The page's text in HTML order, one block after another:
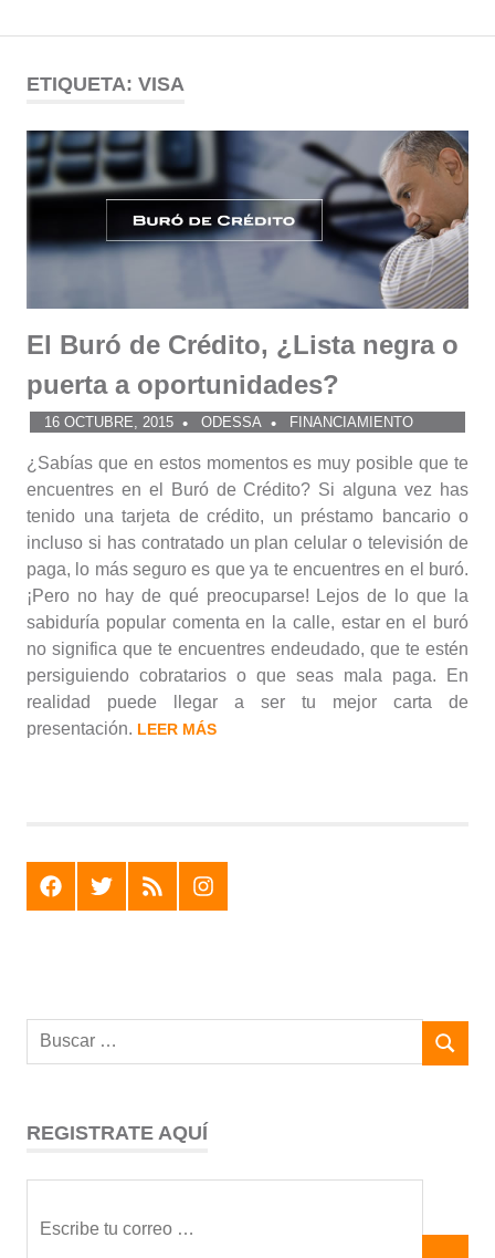
contenido
Comunidad
ODESSA
ETIQUETA: VISA
El Buró de Crédito, ¿Lista negra o
puerta a oportunidades?
16 OCTUBRE, 2015 ODESSA FINANCIAMIENTO
¿Sabías que en estos momentos es muy posible que te
encuentres en el Buró de Crédito? Si alguna vez has
tenido una tarjeta de crédito, un préstamo bancario o
incluso si has contratado un plan celular o televisión de
paga, lo más seguro es que ya te encuentres en el buró.
¡Pero no hay de qué preocuparse! Lejos de lo que la
sabiduría popular comenta en la calle, estar en el buró
no significa que te encuentres endeudado, que te estén
persiguiendo cobratarios o que seas mala paga. En
realidad puede llegar a ser tu mejor carta de
presentación. LEER MÁS
F T R I
REGISTRATE AQUÍ